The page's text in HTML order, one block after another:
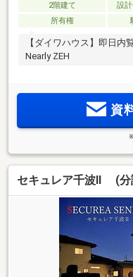
2階建て 設
所有権
【ダイワハウス】即日
Nearly ZEH
資
セキュレア千波II (分